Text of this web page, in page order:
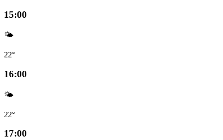
15:00
🌤️
22°
16:00
🌤️
22°
17:00